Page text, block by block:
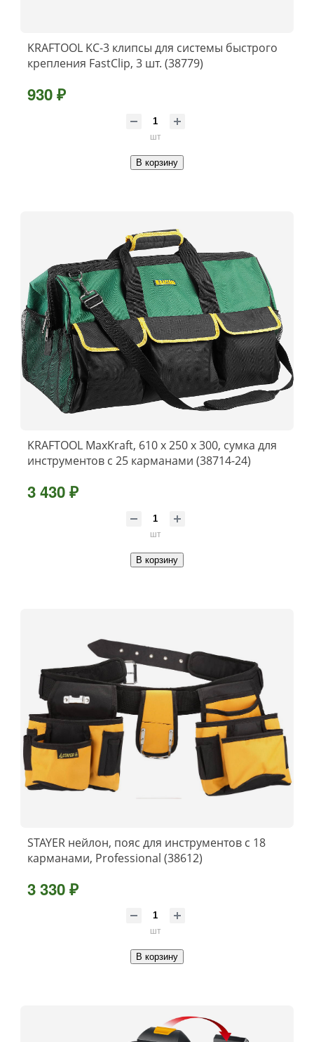
KRAFTOOL KC-3 клипсы для системы быстрого
крепления FastClip, 3 шт. (38779)
930 ₽
шт
В корзину
KRAFTOOL MaxKraft, 610 х 250 х 300, сумка для
инструментов с 25 карманами (38714-24)
3 430 ₽
шт
В корзину
STAYER нейлон, пояс для инструментов с 18
карманами, Professional (38612)
3 330 ₽
шт
В корзину